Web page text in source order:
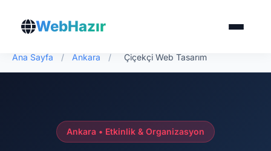
WebHazır
Ana Sayfa / Ankara / Çiçekçi Web Tasarım
Ankara • Etkinlik & Organizasyon